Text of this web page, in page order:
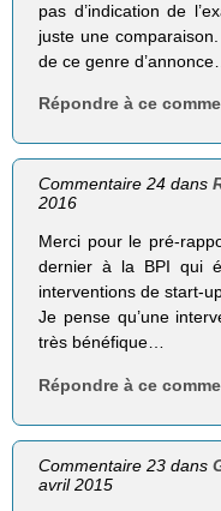
pas d’indication de
juste une
de ce genre
Répondre à ce
Commentaire 24 dans
2016
Merci pour le pré-
dernier à la BPI qui
interventions de start-
Je pense qu’une
très bénéfique…
Répondre à ce
Commentaire 23 dans
avril 2015